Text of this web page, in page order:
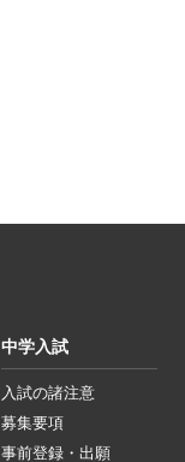
中学入試
入試の諸注意
募集要項
事前登録・出願